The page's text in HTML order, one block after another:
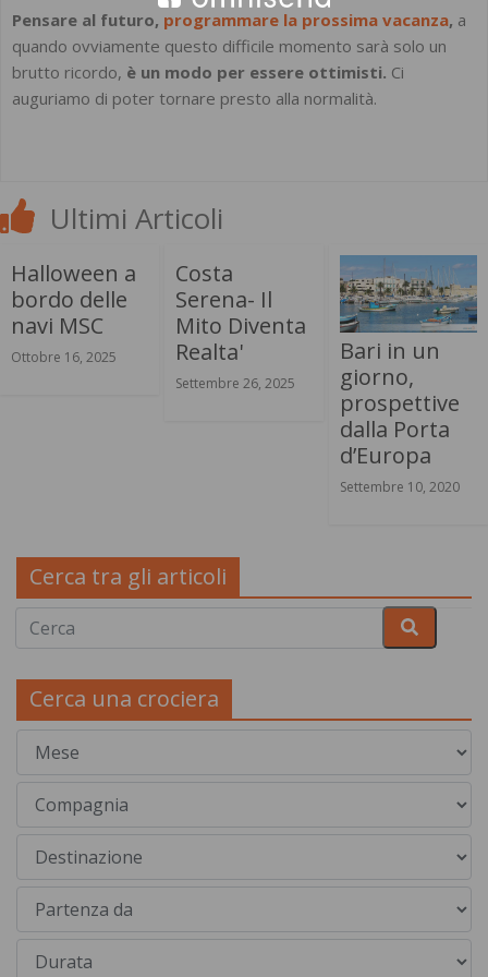
Pensare al futuro, programmare la prossima vacanza, a
quando ovviamente questo difficile momento sarà solo un
brutto ricordo, è un modo per essere ottimisti. Ci
auguriamo di poter tornare presto alla normalità.
Ultimi Articoli
Halloween a
bordo delle
navi MSC
Ottobre 16, 2025
Costa
Serena- Il
Mito Diventa
Realta'
Settembre 26, 2025
Bari in un
giorno,
prospettive
dalla Porta
d’Europa
Settembre 10, 2020
Cerca tra gli articoli
Cerca una crociera